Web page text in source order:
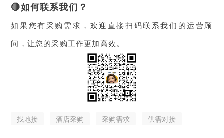
🔴如何联系我们？
如果您有采购需求，欢迎直接扫码联系我们的运营顾
问，让您的采购工作更加高效。
找地接 酒店采购 采购需求 供需对接